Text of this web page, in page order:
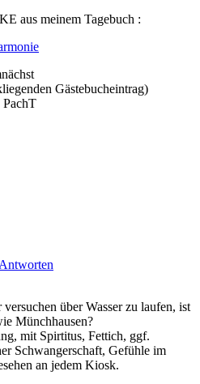
aus meinem Tagebuch :
Gästebucheintrag)
Antworten
über Wasser zu laufen, ist
Münchhausen?
mit Spirtitus, Fettich, ggf.
Schwangerschaft, Gefühle im
an jedem Kiosk.